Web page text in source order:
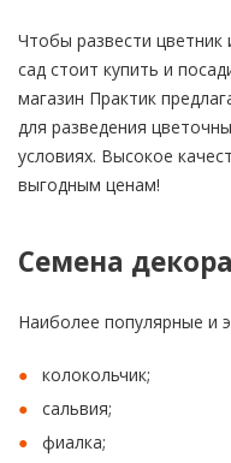
Чтобы развести цветник
сад стоит купить и
магазин Практик
для разведения
условиях. Высокое
выгодным ценам!
Семена
Наиболее популярные и
колокольчик;
сальвия;
фиалка;